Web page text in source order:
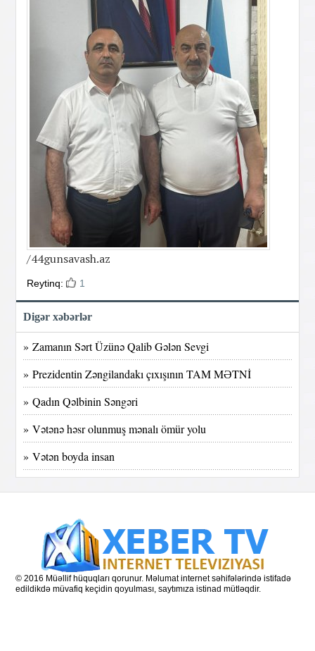
/44gunsavash.az
Reytinq: 1
Digər xəbərlər
» Zamanın Sərt Üzünə Qalib Gələn Sevgi
» Prezidentin Zəngilandakı çıxışının TAM MƏTNİ
» Qadın Qəlbinin Səngəri
» Vətənə həsr olunmuş mənalı ömür yolu
» Vətən boyda insan
© 2016 Müəllif hüquqları qorunur. Məlumat internet səhifələrində istifadə
edildikdə müvafiq keçidin qoyulması, saytımıza istinad mütləqdir.